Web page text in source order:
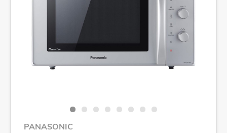
PANASONIC